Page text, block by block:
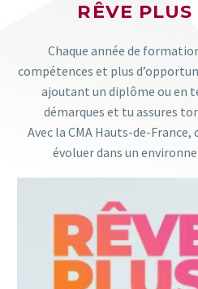
RÊVE
Chaque année de
compétences et plus
ajoutant un diplôme ou en
démarques et tu assures
Avec la CMA Hauts-de-
évoluer dans un